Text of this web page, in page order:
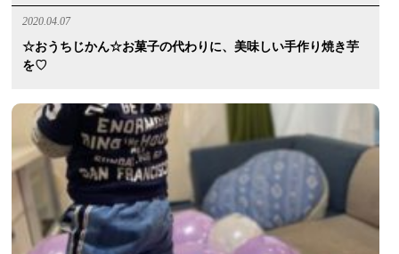
2020.04.07
☆おうちじかん☆お菓子の代わりに、美味しい手作り焼き芋
を♡